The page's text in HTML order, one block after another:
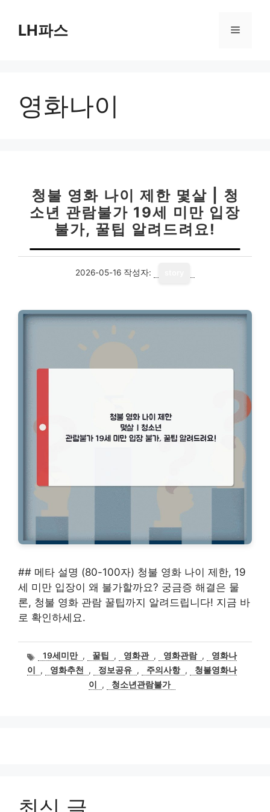
LH파스 메
영화나이
청불 영화 나이 제한 몇살 | 청
소년 관람불가 19세 미만 입장
불가, 꿀팁 알려드려요!
2026-05-16 작성자:
## 메타 설명 (80-100자) 청불 영화 나이 제한, 19
세 미만 입장이 왜 불가할까요? 궁금증 해결은 물
론, 청불 영화 관람 꿀팁까지 알려드립니다! 지금 바
로 확인하세요.
태19세미만 , 꿀팁 , 영화관 , 영화관람 ,
영화나
이
, 영화추천 , 정보공유 , 주의사항 ,
청불영화나
이
, 청소년관람불가